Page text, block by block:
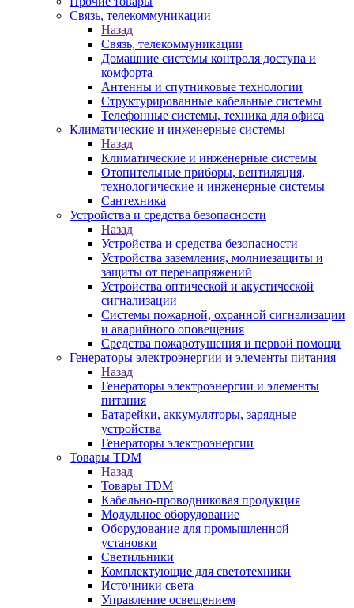
Связь, телекоммуникации
Назад
Связь, телекоммуникации
Домашние системы контроля доступа и
комфорта
Антенны и спутниковые технологии
Структурированные кабельные системы
Телефонные системы, техника для офиса
Климатические и инженерные системы
Назад
Климатические и инженерные системы
Отопительные приборы, вентиляция,
технологические и инженерные системы
Сантехника
Устройства и средства безопасности
Назад
Устройства и средства безопасности
Устройства заземления, молниезащиты и
защиты от перенапряжений
Устройства оптической и акустической
сигнализации
Системы пожарной, охранной сигнализации
и аварийного оповещения
Средства пожаротушения и первой помощи
Генераторы электроэнергии и элементы питания
Назад
Генераторы электроэнергии и элементы
питания
Батарейки, аккумуляторы, зарядные
устройства
Генераторы электроэнергии
Товары TDM
Назад
Товары TDM
Кабельно-проводниковая продукция
Модульное оборудование
Оборудование для промышленной
установки
Светильники
Комплектующие для светотехники
Источники света
Управление освещением